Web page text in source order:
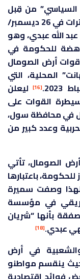
من قِبل
حكومة أرض الصومال، ثم تصاعدت التوترات في 26 ديسمبر/
الفتاح عبد الله عبدي، وهو
للحكومة في
قوات أرض الصومال
المحلية، التي
[16]
ليعلن
القوات على
في محافظة سول،
وعدد كبير من
الصومال، تأتي
للحكومة، باعتبارها
وصفت سميرة
في مؤسسة
بأنها “شريان
عبدي.[18]
في أرض
ينقسم مواطنو